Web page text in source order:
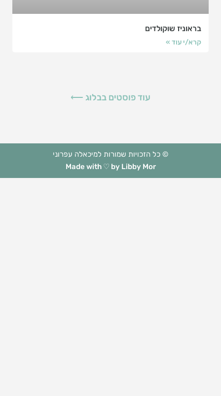
בראוניז שוקולדים
קרא/י עוד »
עוד פוסטים בבלוג ⟵
© כל הזכויות שמורות למיכאלה עפרוני
Made with ♡ by Libby Mor